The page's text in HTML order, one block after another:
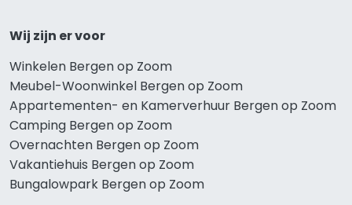
Wij zijn er voor
Winkelen Bergen op Zoom
Meubel-Woonwinkel Bergen op Zoom
Appartementen- en Kamerverhuur Bergen op Zoom
Camping Bergen op Zoom
Overnachten Bergen op Zoom
Vakantiehuis Bergen op Zoom
Bungalowpark Bergen op Zoom